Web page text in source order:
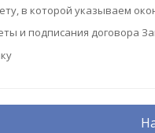
в которой указываем
и подписания договора